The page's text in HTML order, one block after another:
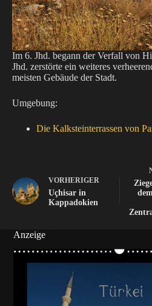
Im 6. Jhd. begann der Verfall von
Jhd. zerstörte ein weiteres
meisten Gebäude der Stadt.
Umgebung:
Die Kalksteinterrassen von
VORHERIGER
Uçhisar in
Kappadokien
Anzeige